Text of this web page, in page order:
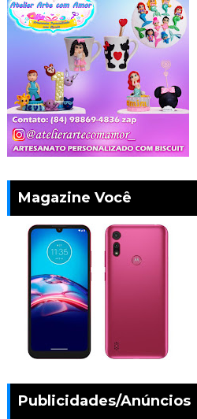
Magazine Você
Publicidades/Anúncios